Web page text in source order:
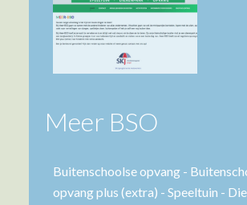
Meer BSO
Buitenschoolse opvang -
opvang plus (extra) - Speeltuin -